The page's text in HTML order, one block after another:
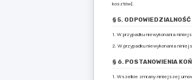
kosztów].
§ 5.
1. W przypadku niewykonania
2. W przypadku niewykonania
§ 6. POSTANOWIENIA
1. Wszelkie zmiany niniejszej